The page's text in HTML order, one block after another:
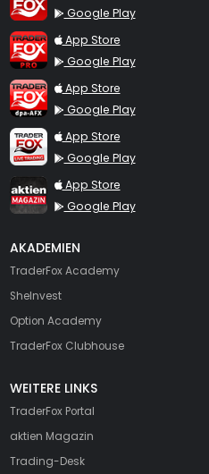
Google Play
TraderFox Pro
App Store
Google Play
TraderFox dpa-AFX ProFeed
App Store
Google Play
TraderFox Live Trading
App Store
Google Play
TraderFox aktien Magazin
App Store
Google Play
AKADEMIEN
TraderFox Academy
SheInvest
Option Academy
TraderFox Clubhouse
WEITERE LINKS
TraderFox Portal
aktien Magazin
Trading-Desk